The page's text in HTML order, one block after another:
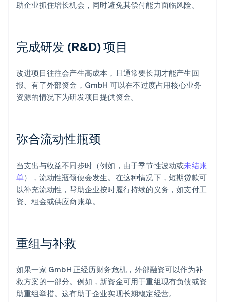
助企业抓住增长机会，同时避免其偿付能力面临风险。
完成研发 (R&D) 项目
改进项目往往会产生高成本，且通常要长期才能产生回
报。有了外部资金，GmbH 可以在不过度占用核心业务
资源的情况下为研发项目提供资金。
弥合流动性瓶颈
当支出与收益不同步时（例如，由于季节性波动或未结账
单），流动性瓶颈便会发生。在这种情况下，短期贷款可
以补充流动性，帮助企业按时履行持续的义务，如支付工
资、租金或供应商账单。
重组与补救
如果一家 GmbH 正经历财务危机，外部融资可以作为补
救方案的一部分。例如，新资金可用于重组现有负债或资
助重组举措。这有助于企业实现长期稳定经营。